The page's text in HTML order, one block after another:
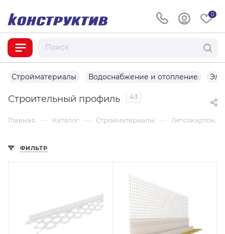
0
Стройматериалы Водоснабжение и отопление
Строительный профиль 43
Главная — Каталог — Стройматериалы — Гипсокартон,
ФИЛЬТР